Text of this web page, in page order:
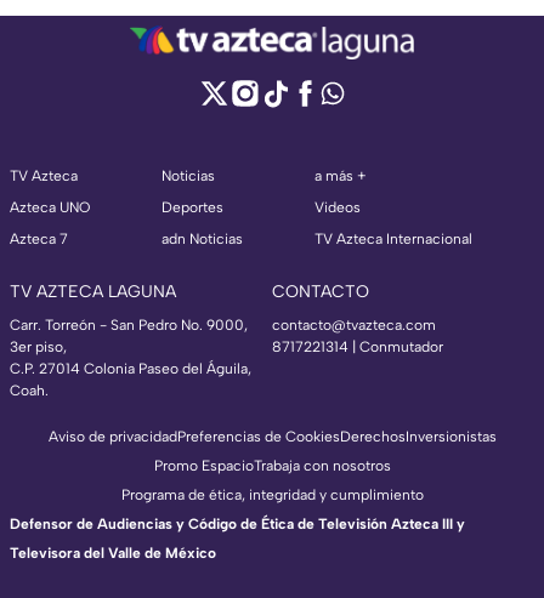
TV Azteca
Azteca UNO
Azteca 7
Noticias
Deportes
adn Noticias
a más +
Videos
TV Azteca Internacional
TV AZTECA LAGUNA
Carr. Torreón - San Pedro No. 9000,
3er piso,
C.P. 27014 Colonia Paseo del Águila,
Coah.
CONTACTO
contacto@tvazteca.com
8717221314 | Conmutador
Aviso de privacidadPreferencias de CookiesDerechosInversionistas
Promo EspacioTrabaja con nosotros
Programa de ética, integridad y cumplimiento
Defensor de Audiencias y Código de Ética de Televisión Azteca III y
Televisora del Valle de México